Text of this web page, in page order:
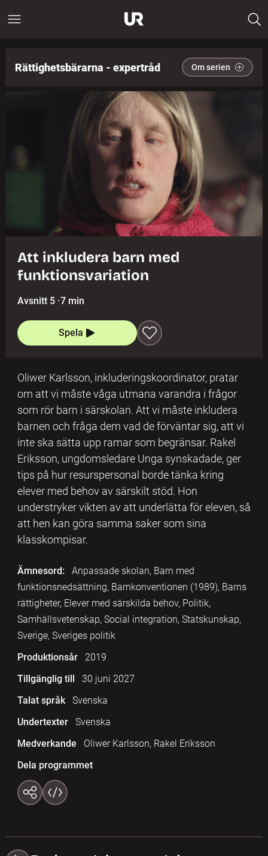
Rättighetsbärarna - expertråd Om serien
Att inkludera barn med
funktionsvariation
Avsnitt 5 ·7 min
Spela
Oliwer Karlsson, inkluderingskoordinator, pratar
om att vi måste våga utmana varandra i frågor
som rör barn i särskolan. Att vi måste inkludera
barnen och fråga dem vad de förväntar sig, att vi
inte ska sätta upp ramar som begränsar. Rakel
Eriksson, ungdomsledare Unga synskadade, ger
tips på hur resurspersonal borde tänka kring
elever med behov av särskilt stöd. Hon
understryker vikten av att underlätta för eleven, så
att hen kan göra samma saker som sina
klasskompisar.
Ämnesord:
Anpassade skolan, Barn med
funktionsnedsättning, Barnkonventionen (1989), Barns
rättigheter, Elever med särskilda behov, Politik,
Samhällsvetenskap, Social integration, Statskunskap,
Sverige, Sveriges politik
Produktionsår
2019
Tillgänglig till
30 juni 2027
Talat språk
Svenska
Undertexter
Svenska
Medverkande
Oliwer Karlsson, Rakel Eriksson
Dela programmet